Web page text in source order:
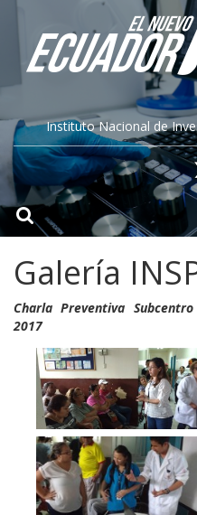
Instituto Nacional de
Galería
Charla Preventiva
2017